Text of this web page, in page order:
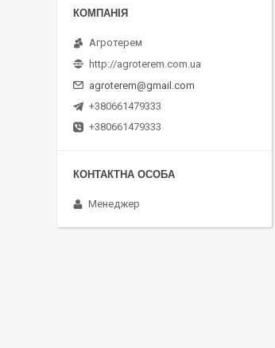
Агротерем
http://agroterem.com.ua
agroterem@gmail.com
+380661479333
+380661479333
Менеджер